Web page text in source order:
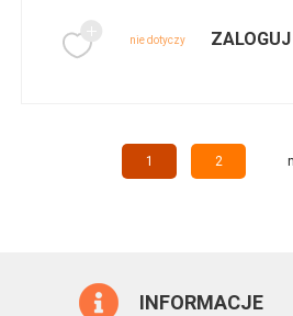
nie dotyczy ZALOGUJ
1 2
INFORMACJE